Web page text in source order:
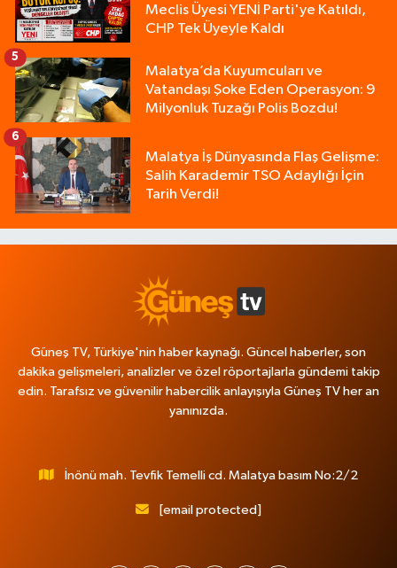
Meclis Üyesi YENİ Parti'ye Katıldı,
CHP Tek Üyeyle Kaldı
Malatya’da Kuyumcuları ve
Vatandaşı Şoke Eden Operasyon: 9
Milyonluk Tuzağı Polis Bozdu!
5
Malatya İş Dünyasında Flaş Gelişme:
Salih Karademir TSO Adaylığı İçin
Tarih Verdi!
6
Güneş TV, Türkiye'nin haber kaynağı. Güncel haberler, son
dakika gelişmeleri, analizler ve özel röportajlarla gündemi takip
edin. Tarafsız ve güvenilir habercilik anlayışıyla Güneş TV her an
yanınızda.
İnönü mah. Tevfik Temelli cd. Malatya basım No:2/2
[email protected]